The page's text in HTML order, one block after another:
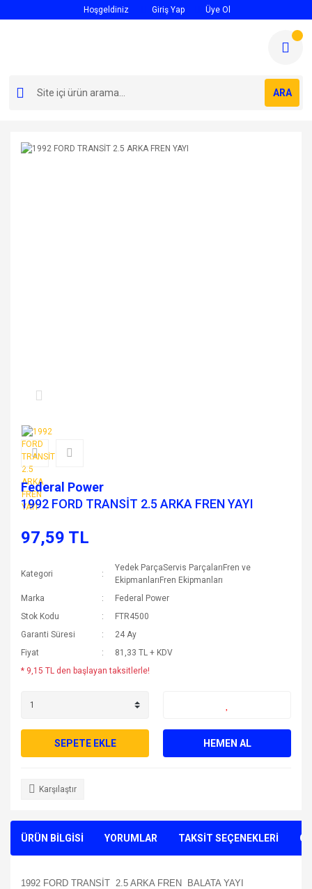
Hoşgeldiniz Giriş Yap Üye Ol
ARA
Federal Power
1992 FORD TRANSİT 2.5 ARKA FREN YAYI
97,59 TL
Kategori
Yedek ParçaServis ParçalarıFren ve
EkipmanlarıFren Ekipmanları
Marka
Federal Power
Stok Kodu
FTR4500
Garanti Süresi
24 Ay
Fiyat
81,33 TL + KDV
* 9,15 TL den başlayan taksitlerle!
SEPETE EKLE HEMEN AL
Karşılaştır
ÜRÜN BİLGİSİ YORUMLAR TAKSİT SEÇENEKLERİ
1992 FORD TRANSİT 2.5 ARKA FREN BALATA YAYI